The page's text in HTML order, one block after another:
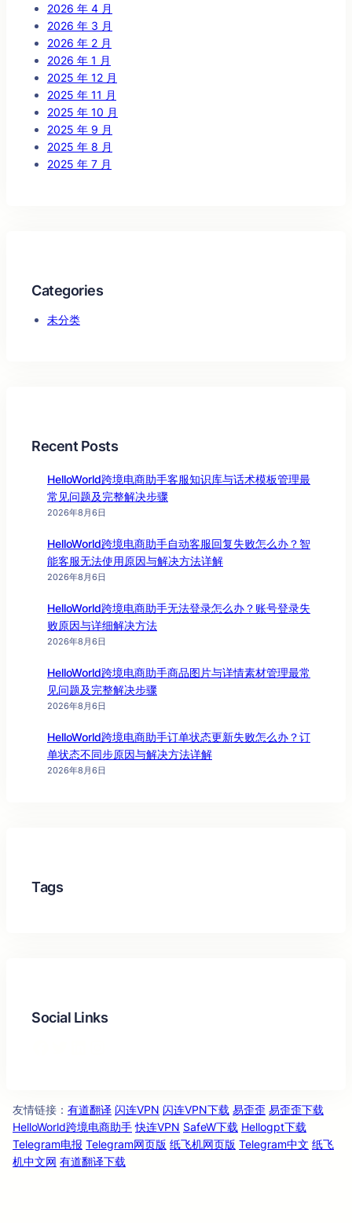
2026 年 4 月
2026 年 3 月
2026 年 2 月
2026 年 1 月
2025 年 12 月
2025 年 11 月
2025 年 10 月
2025 年 9 月
2025 年 8 月
2025 年 7 月
Categories
未分类
Recent Posts
HelloWorld跨境电商助手客服知识库与话术模板管理最
常见问题及完整解决步骤
2026年8月6日
HelloWorld跨境电商助手自动客服回复失败怎么办？智
能客服无法使用原因与解决方法详解
2026年8月6日
HelloWorld跨境电商助手无法登录怎么办？账号登录失
败原因与详细解决方法
2026年8月6日
HelloWorld跨境电商助手商品图片与详情素材管理最常
见问题及完整解决步骤
2026年8月6日
HelloWorld跨境电商助手订单状态更新失败怎么办？订
单状态不同步原因与解决方法详解
2026年8月6日
Tags
Social Links
友情链接 ： 有道翻译 闪连VPN 闪连VPN下载 易歪歪 易歪歪下载
HelloWorld跨境电商助手 快连VPN SafeW下载 Hellogpt下载
Telegram电报 Telegram网页版 纸飞机网页版 Telegram中文 纸飞
机中文网 有道翻译下载